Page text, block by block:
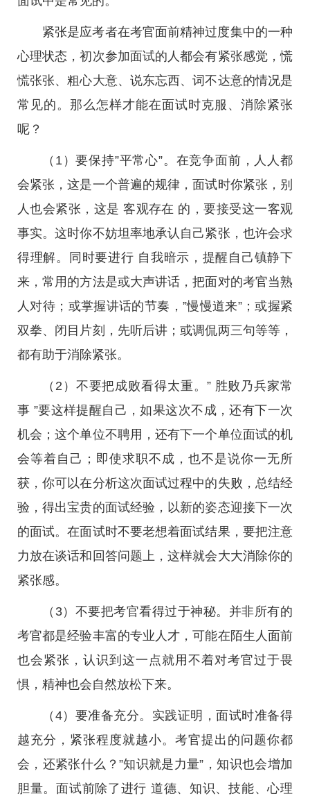
紧张是应考者在考官面前精神过度集中的一种
心理状态，初次参加面试的人都会有紧张感觉，慌
慌张张、粗心大意、说东忘西、词不达意的情况是
常见的。那么怎样才能在面试时克服、消除紧张
呢？
（1）要保持”平常心”。在竞争面前，人人都
会紧张，这是一个普遍的规律，面试时你紧张，别
人也会紧张，这是 客观存在 的，要接受这一客观
事实。这时你不妨坦率地承认自己紧张，也许会求
得理解。同时要进行 自我暗示，提醒自己镇静下
来，常用的方法是或大声讲话，把面对的考官当熟
人对待；或掌握讲话的节奏，”慢慢道来”；或握紧
双拳、闭目片刻，先听后讲；或调侃两三句等等，
都有助于消除紧张。
（2）不要把成败看得太重。” 胜败乃兵家常
事 ”要这样提醒自己，如果这次不成，还有下一次
机会；这个单位不聘用，还有下一个单位面试的机
会等着自己；即使求职不成，也不是说你一无所
获，你可以在分析这次面试过程中的失败，总结经
验，得出宝贵的面试经验，以新的姿态迎接下一次
的面试。在面试时不要老想着面试结果，要把注意
力放在谈话和回答问题上，这样就会大大消除你的
紧张感。
（3）不要把考官看得过于神秘。并非所有的
考官都是经验丰富的专业人才，可能在陌生人面前
也会紧张，认识到这一点就用不着对考官过于畏
惧，精神也会自然放松下来。
（4）要准备充分。实践证明，面试时准备得
越充分，紧张程度就越小。考官提出的问题你都
会，还紧张什么？”知识就是力量”，知识也会增加
胆量。面试前除了进行 道德、知识、技能、心理